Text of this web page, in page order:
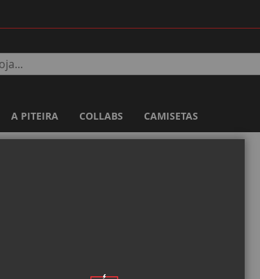
A PITEIRA COLLABS CAMISETAS